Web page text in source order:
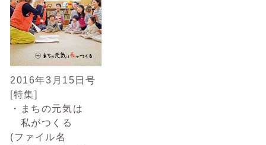
2016年3月15日号
[特集]
・まちの元気は
私がつくる
(ファイル名